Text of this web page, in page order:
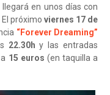
en unos días con
próximo viernes 17 de
“Forever Dreaming”
22.30h y las entradas
15 euros (en taquilla a